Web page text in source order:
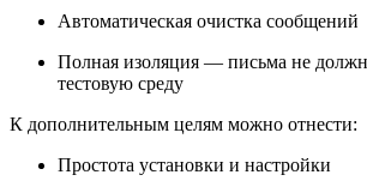
Автоматическая очистка сообщений
Полная изоляция — письма не
тестовую среду
К дополнительным целям можно отнести:
Простота установки и настройки